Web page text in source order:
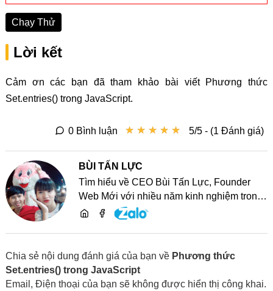
Chạy Thử
Lời kết
Cảm ơn các bạn đã tham khảo bài viết Phương thức
Set.entries() trong JavaScript.
★ ★ ★ ★ ★
★ ★ ★ ★ ★ 5/5 - (1 Đánh giá)
0 Bình luận
BÙI TẤN LỰC
Tìm hiểu về CEO Bùi Tấn Lực, Founder
Web Mới với nhiều năm kinh nghiệm trong
lĩnh vực phát triển website, SEO và chia sẻ
Chia sẻ nội dung đánh giá của bạn về Phương thức
Set.entries() trong JavaScript
Email, Điện thoại của bạn sẽ không được hiển thị công khai.